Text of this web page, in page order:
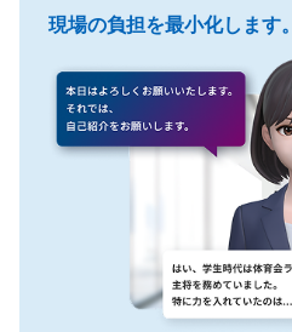
現場の負担を最小化します。